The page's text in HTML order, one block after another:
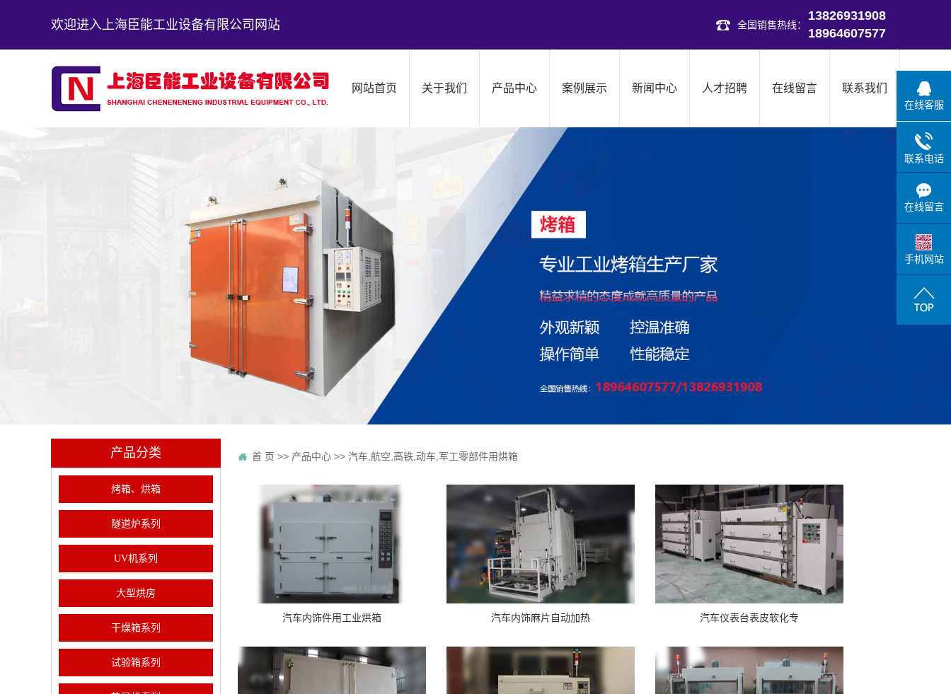
欢迎进入上海臣能工业设备有限公司网站 全国销售热线：
13826931908
18964607577
网站首页 关于我们 产品中心 案例展示 新闻中心 人才招聘 在线留言 联系我们
产品分类
烤箱、烘箱
隧道炉系列
UV机系列
大型烘房
干燥箱系列
试验箱系列
首 页 >> 产品中心 >> 汽车,航空,高铁,动车,军工零部件用烘箱
汽车内饰件用工业烘箱 汽车内饰麻片自动加热 汽车仪表台表皮软化专
在线客服
联系电话
在线留言
手机网站